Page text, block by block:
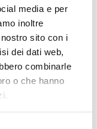
media e per
inoltre
sito con i
dei dati web,
combinarle
o che hanno